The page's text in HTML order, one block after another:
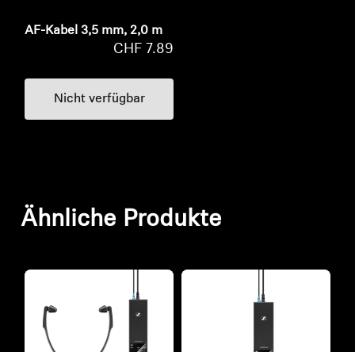
AF-Kabel 3,5 mm, 2,0 m
CHF 7.89
Nicht verfügbar
Ähnliche Produkte